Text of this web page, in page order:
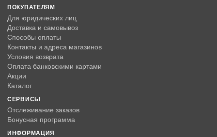
ПОКУПАТЕЛЯМ
Для юридических лиц
Доставка и самовывоз
Способы оплаты
Контакты и адреса магазинов
Условия возврата
Оплата банковскими картами
Акции
Каталог
СЕРВИСЫ
Отслеживание заказов
Бонусная программа
ИНФОРМАЦИЯ